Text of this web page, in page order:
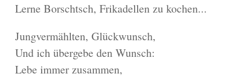
Lerne Borschtsch, Frikadellen zu kochen...
Jungvermählten, Glückwunsch,
Und ich übergebe den Wunsch:
Lebe immer zusammen,